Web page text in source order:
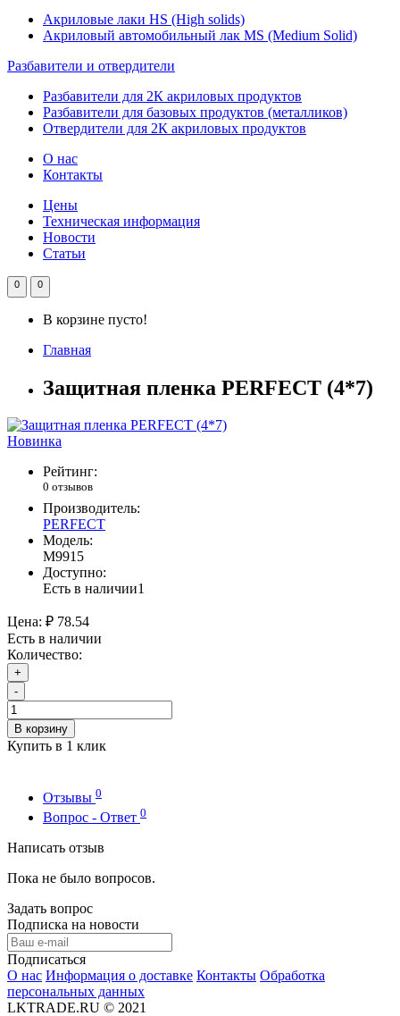
Акриловые лаки HS (High solids)
Акриловый автомобильный лак MS (Medium Solid)
Разбавители и отвердители
Разбавители для 2К акриловых продуктов
Разбавители для базовых продуктов (металликов)
Отвердители для 2К акриловых продуктов
О нас
Контакты
Цены
Техническая информация
Новости
Статьи
0 0
В корзине пусто!
Главная
Защитная пленка PERFECT (4*7)
Новинка
Рейтинг:
0 отзывов
Производитель:
PERFECT
Модель:
М9915
Доступно:
Есть в наличии1
Цена: ₽ 78.54
Есть в наличии
Количество:
+
-
В корзину
Купить в 1 клик
Отзывы 0
Вопрос - Ответ 0
Написать отзыв
Пока не было вопросов.
Задать вопрос
Подписка на новости
Подписаться
О нас Информация о доставке Контакты Обработка
персональных данных
LKTRADE.RU © 2021